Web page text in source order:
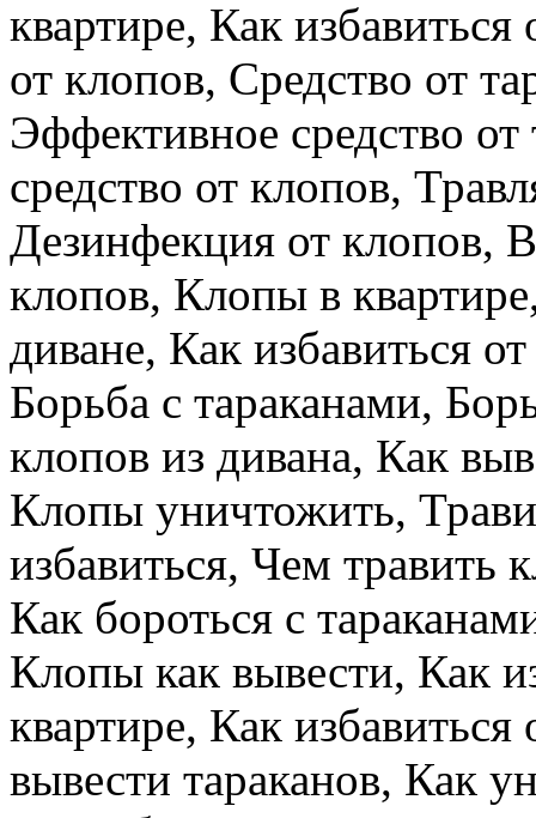
квартире, Как
от клопов, Средство от
Эффективное средство
средство от клопов,
Дезинфекция от клопов,
клопов, Клопы в
диване, Как избавиться
Борьба с тараканами,
клопов из дивана, Как
Клопы уничтожить,
избавиться, Чем травить
Как бороться с
Клопы как вывести, Как
квартире, Как избавиться
вывести тараканов, Как